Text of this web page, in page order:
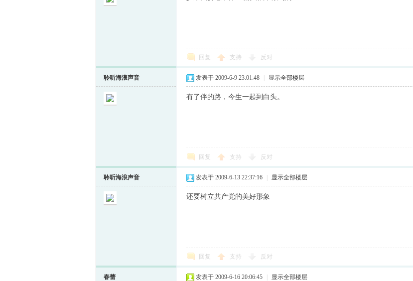
回复 支持 反对
聆听海浪声音 发表于 2009-6-9 23:01:48 显示全部楼层
有了伴的路，今生一起到白头。
回复 支持 反对
聆听海浪声音 发表于 2009-6-13 22:37:16 显示全部楼层
还要树立共产党的美好形象
回复 支持 反对
春蕾 发表于 2009-6-16 20:06:45 显示全部楼层